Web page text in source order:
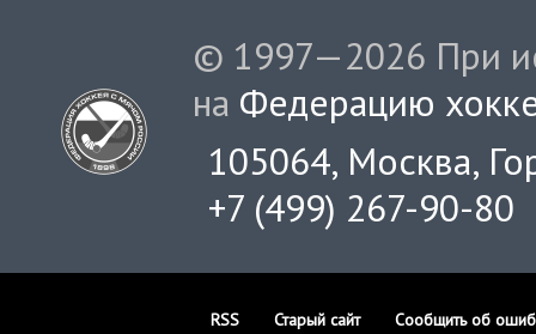
© 1997—2026 При
на Федерацию
105064, Москва,
+7 (499) 267-90-80
RSS Старый сайт Сообщить об